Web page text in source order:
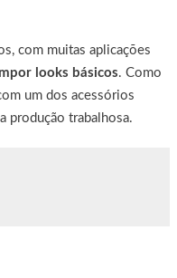
com muitas aplicações
looks básicos. Como
um dos acessórios
produção trabalhosa.